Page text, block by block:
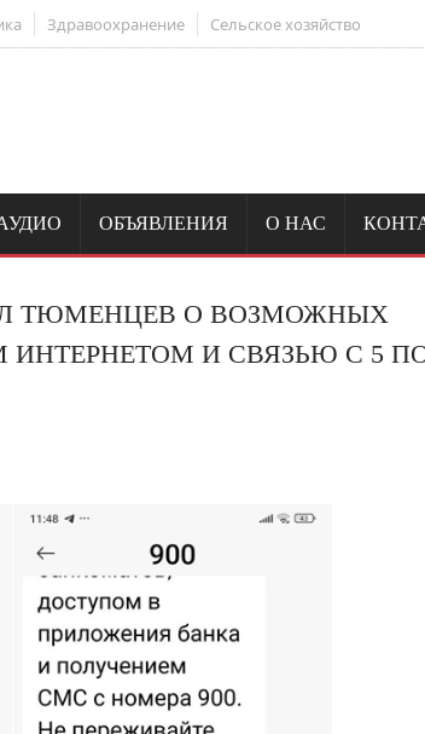
Здравоохранение Сельское хозяйство
ОБЪЯВЛЕНИЯ О НАС
ТЮМЕНЦЕВ О ВОЗМОЖНЫХ
И СВЯЗЬЮ С 5